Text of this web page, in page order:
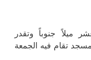
ميلاً جنوباً وتقدر
مسجد تقام فيه الجمعة